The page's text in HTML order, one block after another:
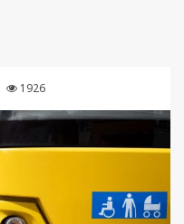
1926